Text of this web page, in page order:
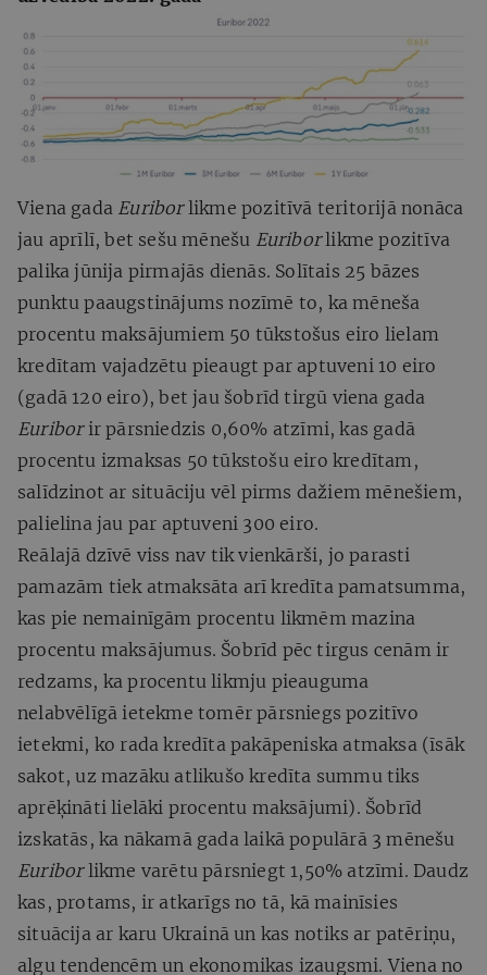
Viena gada Euriborlikme pozitīvā teritorijā nonāca
jau aprīlī, bet sešu mēnešu Euriborlikme pozitīva
palika jūnija pirmajās dienās. Solītais 25 bāzes
punktu paaugstinājums nozīmē to, ka mēneša
procentu maksājumiem 50 tūkstošus eiro lielam
kredītam vajadzētu pieaugt par aptuveni 10 eiro
(gadā 120 eiro), bet jau šobrīd tirgū viena gada
Euriborir pārsniedzis 0,60% atzīmi, kas gadā
procentu izmaksas 50 tūkstošu eiro kredītam,
salīdzinot ar situāciju vēl pirms dažiem mēnešiem,
palielina jau par aptuveni 300 eiro.
Reālajā dzīvē viss nav tik vienkārši, jo parasti
pamazām tiek atmaksāta arī kredīta pamatsumma,
kas pie nemainīgām procentu likmēm mazina
procentu maksājumus. Šobrīd pēc tirgus cenām ir
redzams, ka procentu likmju pieauguma
nelabvēlīgā ietekme tomēr pārsniegs pozitīvo
ietekmi, ko rada kredīta pakāpeniska atmaksa (īsāk
sakot, uz mazāku atlikušo kredīta summu tiks
aprēķināti lielāki procentu maksājumi). Šobrīd
izskatās, ka nākamā gada laikā populārā 3 mēnešu
Euriborlikme varētu pārsniegt 1,50% atzīmi. Daudz
kas, protams, ir atkarīgs no tā, kā mainīsies
situācija ar karu Ukrainā un kas notiks ar patēriņu,
algu tendencēm un ekonomikas izaugsmi. Viena no